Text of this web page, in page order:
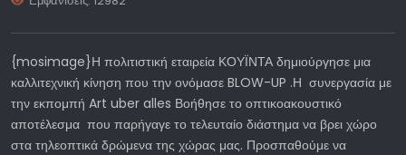
{mosimage}Η πολιτιστική εταιρεία ΚΟΥΪΝΤΑ δημιούργησε μια
καλλιτεχνική κίνηση που την ονόμασε BLOW-UP .Η συνεργασία με
την εκπομπή Art uber alles Βοήθησε το οπτικοακουστικό
αποτέλεσμα που παρήγαγε το τελευταίο διάστημα να βρει χώρο
στα τηλεοπτικά δρώμενα της χώρας μας. Προσπαθούμε να